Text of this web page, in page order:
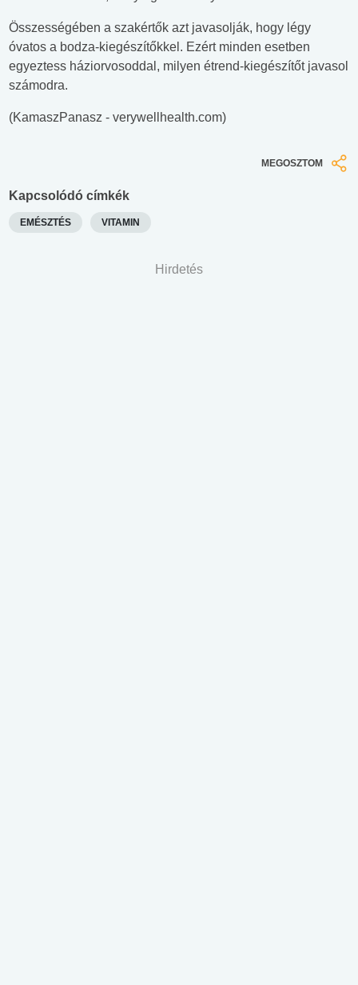
Összességében a szakértők azt javasolják, hogy légy
óvatos a bodza-kiegészítőkkel. Ezért minden esetben
egyeztess háziorvosoddal, milyen étrend-kiegészítőt javasol
számodra.
(KamaszPanasz - verywellhealth.com)
MEGOSZTOM
Kapcsolódó címkék
EMÉSZTÉS VITAMIN
Hirdetés